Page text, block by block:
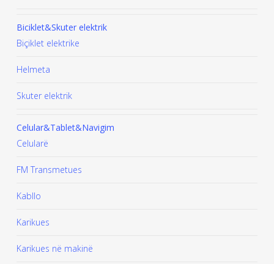
Biciklet&Skuter elektrik
Biçiklet elektrike
Helmeta
Skuter elektrik
Celular&Tablet&Navigim
Celularë
FM Transmetues
​Kabllo
Karikues
Karikues në makinë